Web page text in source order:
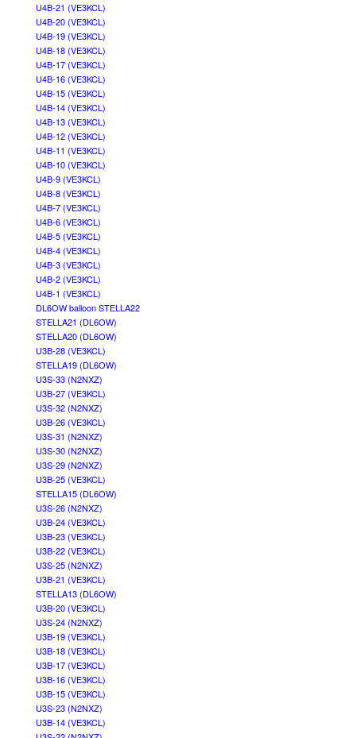
U4B-21 (VE3KCL)
U4B-20 (VE3KCL)
U4B-19 (VE3KCL)
U4B-18 (VE3KCL)
U4B-17 (VE3KCL)
U4B-16 (VE3KCL)
U4B-15 (VE3KCL)
U4B-14 (VE3KCL)
U4B-13 (VE3KCL)
U4B-12 (VE3KCL)
U4B-11 (VE3KCL)
U4B-10 (VE3KCL)
U4B-9 (VE3KCL)
U4B-8 (VE3KCL)
U4B-7 (VE3KCL)
U4B-6 (VE3KCL)
U4B-5 (VE3KCL)
U4B-4 (VE3KCL)
U4B-3 (VE3KCL)
U4B-2 (VE3KCL)
U4B-1 (VE3KCL)
DL6OW balloon STELLA22
STELLA21 (DL6OW)
STELLA20 (DL6OW)
U3B-28 (VE3KCL)
STELLA19 (DL6OW)
U3S-33 (N2NXZ)
U3B-27 (VE3KCL)
U3S-32 (N2NXZ)
U3B-26 (VE3KCL)
U3S-31 (N2NXZ)
U3S-30 (N2NXZ)
U3S-29 (N2NXZ)
U3B-25 (VE3KCL)
STELLA15 (DL6OW)
U3S-26 (N2NXZ)
U3B-24 (VE3KCL)
U3B-23 (VE3KCL)
U3B-22 (VE3KCL)
U3S-25 (N2NXZ)
U3B-21 (VE3KCL)
STELLA13 (DL6OW)
U3B-20 (VE3KCL)
U3S-24 (N2NXZ)
U3B-19 (VE3KCL)
U3B-18 (VE3KCL)
U3B-17 (VE3KCL)
U3B-16 (VE3KCL)
U3B-15 (VE3KCL)
U3S-23 (N2NXZ)
U3B-14 (VE3KCL)